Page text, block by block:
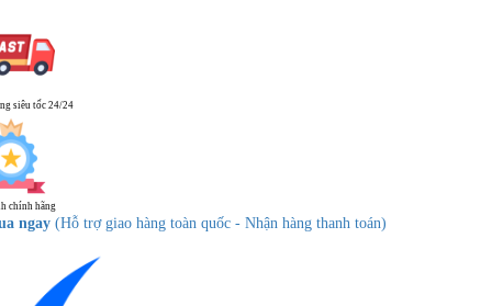
siêu tốc 24/24
chính hãng
ngay (Hỗ trợ giao hàng toàn quốc - Nhận hàng thanh toán)